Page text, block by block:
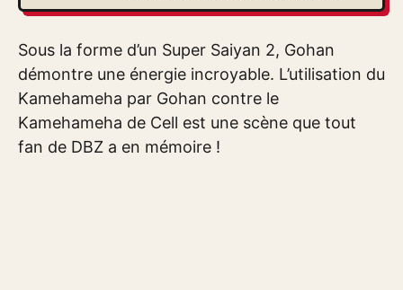
Sous la forme d’un Super Saiyan 2, Gohan
démontre une énergie incroyable. L’utilisation du
Kamehameha par Gohan contre le
Kamehameha de Cell est une scène que tout
fan de DBZ a en mémoire !